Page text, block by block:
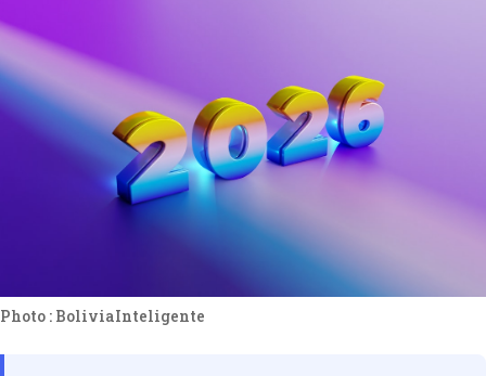
Photo : BoliviaInteligente